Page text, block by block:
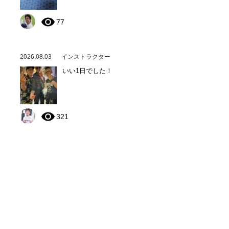
77
2026.08.03 インストラクター
いい1日でした！
321